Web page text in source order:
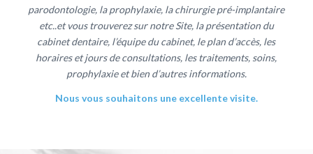
parodontologie, la prophylaxie, la chirurgie pré-implantaire
etc..et vous trouverez sur notre Site, la présentation du
cabinet dentaire, l’équipe du cabinet, le plan d’accès, les
horaires et jours de consultations, les traitements, soins,
prophylaxie et bien d’autres informations.
Nous vous souhaitons une excellente visite.